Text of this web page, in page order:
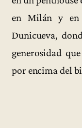
en Milán y en
Dunicueva,
generosidad
por encima del